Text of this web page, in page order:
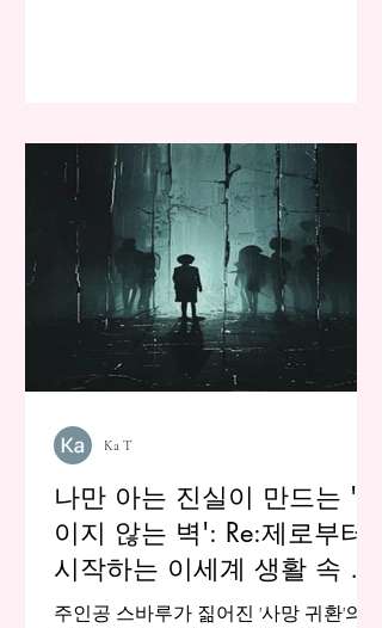
나만 아는 진실이 만드는 '보
이지 않는 벽': Re:제로부터
시작하는 이세계 생활 속 고
독에 대하여
주인공 스바루가 짊어진 '사망 귀환'의
Ka T